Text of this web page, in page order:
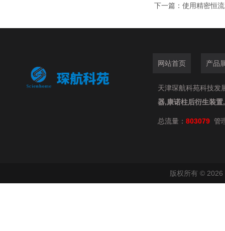
下一篇： 使用精密恒
网站首页 产品
天津琛航科苑科技发
器,康诺柱后衍生装
总流量： 803079 管
版权所有 ©